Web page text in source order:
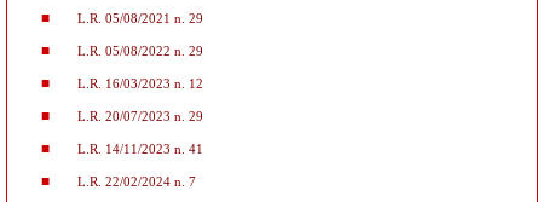
L.R. 05/08/2021 n. 29
L.R. 05/08/2022 n. 29
L.R. 16/03/2023 n. 12
L.R. 20/07/2023 n. 29
L.R. 14/11/2023 n. 41
L.R. 22/02/2024 n. 7